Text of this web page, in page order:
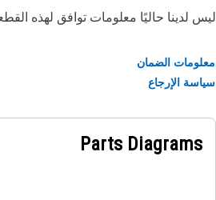
لدينا حاليًا معلومات توافق لهذه القطعة.
الضمان
الإرجاع
Parts Diagrams